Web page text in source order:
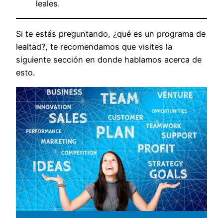
leales.
Si te estás preguntando, ¿qué es un programa de
lealtad?, te recomendamos que visites la
siguiente sección en donde hablamos acerca de
esto.